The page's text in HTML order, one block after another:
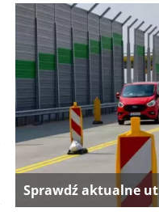
Sprawdź aktualne